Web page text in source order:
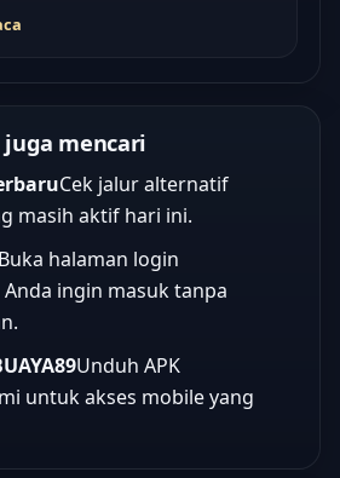
mencari
Cek jalur alternatif
masih aktif hari ini.
Buka halaman login
Anda ingin masuk tanpa
Unduh APK
untuk akses mobile yang